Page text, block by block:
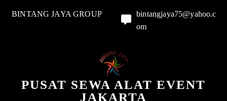
BINTANG JAYA GROUP
bintangjaya75@yahoo.c
om
PUSAT SEWA ALAT EVENT
JAKARTA